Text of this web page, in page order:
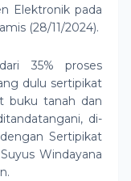
Elektronik pada
(28/11/2024).
35% proses
dulu sertipikat
buku tanah dan
di-
Sertipikat
Windayana